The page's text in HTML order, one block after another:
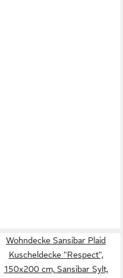
Wohndecke Sansibar Plaid
Kuscheldecke "Respect",
150x200 cm, Sansibar Sylt,